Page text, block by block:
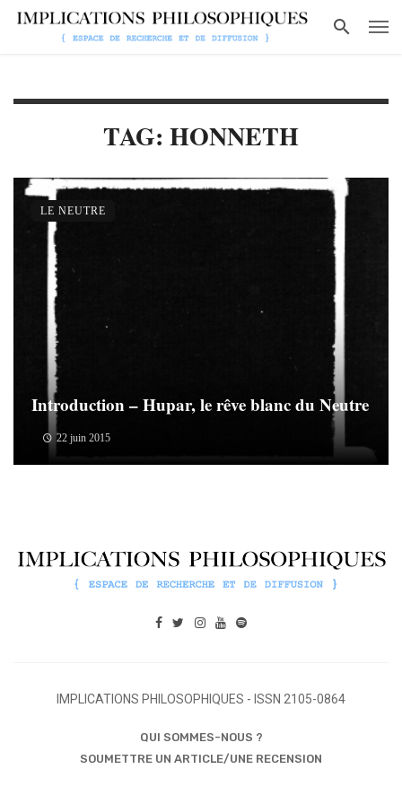
TAG: HONNETH
Introduction – Hupar, le rêve blanc du Neutre
22 juin 2015
LE NEUTRE
IMPLICATIONS PHILOSOPHIQUES - ISSN 2105-0864
QUI SOMMES-NOUS ?
SOUMETTRE UN ARTICLE/UNE RECENSION